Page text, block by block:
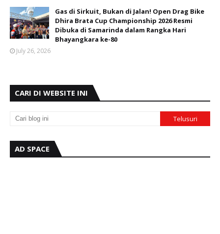
Gas di Sirkuit, Bukan di Jalan! Open Drag Bike
Dhira Brata Cup Championship 2026 Resmi
Dibuka di Samarinda dalam Rangka Hari
Bhayangkara ke-80
July 26, 2026
CARI DI WEBSITE INI
AD SPACE